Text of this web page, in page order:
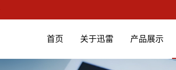
首页 关于迅雷 产品展示